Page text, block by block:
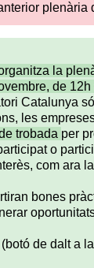
plenària
la
de 12h
Catalunya
les
trobada per
o
com ara
bones
de dalt a